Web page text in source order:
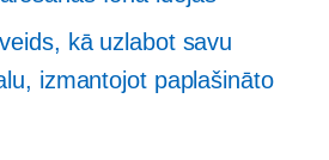
kā uzlabot savu
izmantojot paplašināto